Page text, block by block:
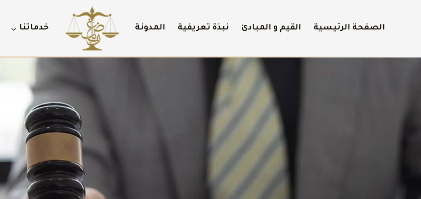
الصفحة الرئيسية القيم و المبادئ نبذة تعريفية المدونة خدماتنا